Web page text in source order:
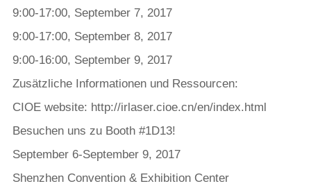
9:00-17:00, September 7, 2017
9:00-17:00, September 8, 2017
9:00-16:00, September 9, 2017
Zusätzliche Informationen und Ressourcen:
CIOE website: http://irlaser.cioe.cn/en/index.html
Besuchen uns zu Booth #1D13!
September 6-September 9, 2017
Shenzhen Convention & Exhibition Center